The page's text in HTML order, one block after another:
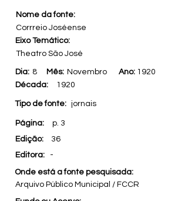
Nome da fonte:
Corrreio Joséense
Eixo Temático:
Theatro São José
Dia: 8 Mês: Novembro Ano:1920
Década:
1920
Tipo de fonte: jornais
Página:
p. 3
Edição:
36
Editora:
-
Onde está a fonte pesquisada:
Arquivo Público Municipal / FCCR